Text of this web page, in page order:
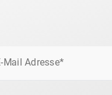
Mail Adresse*